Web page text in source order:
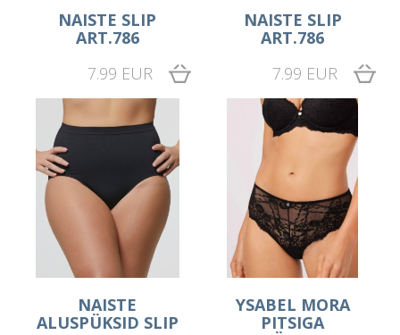
NAISTE SLIP
ART.786
7.99 EUR
NAISTE SLIP
ART.786
7.99 EUR
NAISTE
ALUSPÜKSID SLIP
YSABEL MORA
PITSIGA